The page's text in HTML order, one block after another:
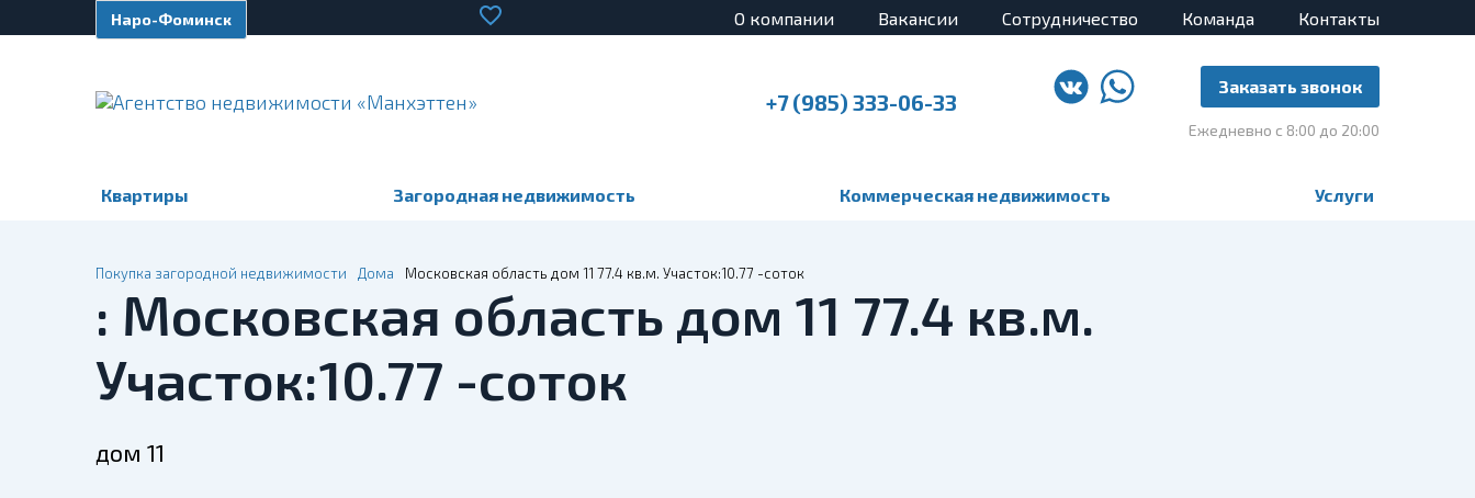
Наро-Фоминск О компании Вакансии Сотрудничество Команда Контакты
+7 (985) 333-06-33
Заказать звонок
Ежедневно с 8:00 до 20:00
Квартиры Загородная недвижимость Коммерческая недвижимость Услуги
Покупка загородной недвижимости Дома Московская область дом 11 77.4 кв.м. Участок:10.77 -соток
: Московская область дом 11 77.4 кв.м.
Участок:10.77 -соток
дом 11